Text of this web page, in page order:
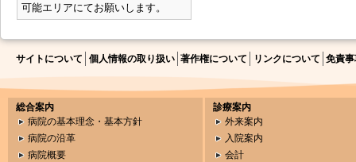
可能エリアにてお願いします。
サイトについて 個人情報の取り扱い 著作権について リンクについて 免責
総合案内
病院の基本理念・基本方針
病院の沿革
病院概要
診療案内
外来案内
入院案内
会計